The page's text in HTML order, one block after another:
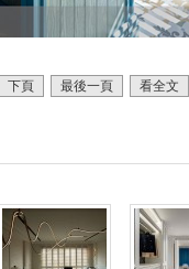
下頁 最後一頁 看全文